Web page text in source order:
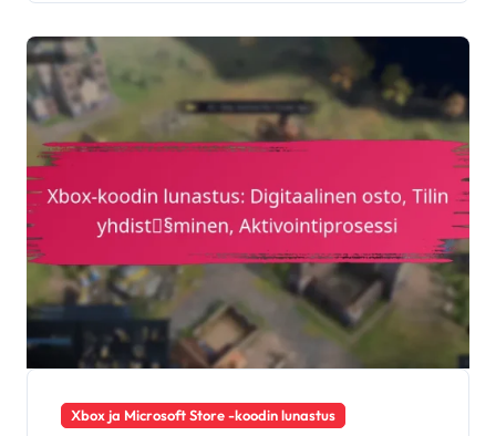
Xbox ja Microsoft Store -koodin lunastus